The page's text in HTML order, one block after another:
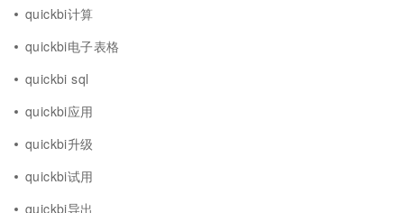
quickbi计算
quickbi电子表格
quickbi sql
quickbi应用
quickbi升级
quickbi试用
quickbi导出